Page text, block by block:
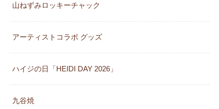
山ねずみロッキーチャック
アーティストコラボ グッズ
ハイジの日「HEIDI DAY 2026」
九谷焼